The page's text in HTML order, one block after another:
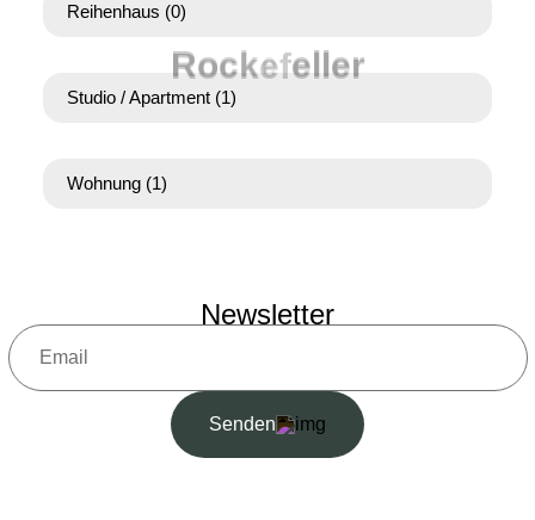
Rockefeller
Reihenhaus (0)
Studio / Apartment (1)
Wohnung (1)
Newsletter
Senden